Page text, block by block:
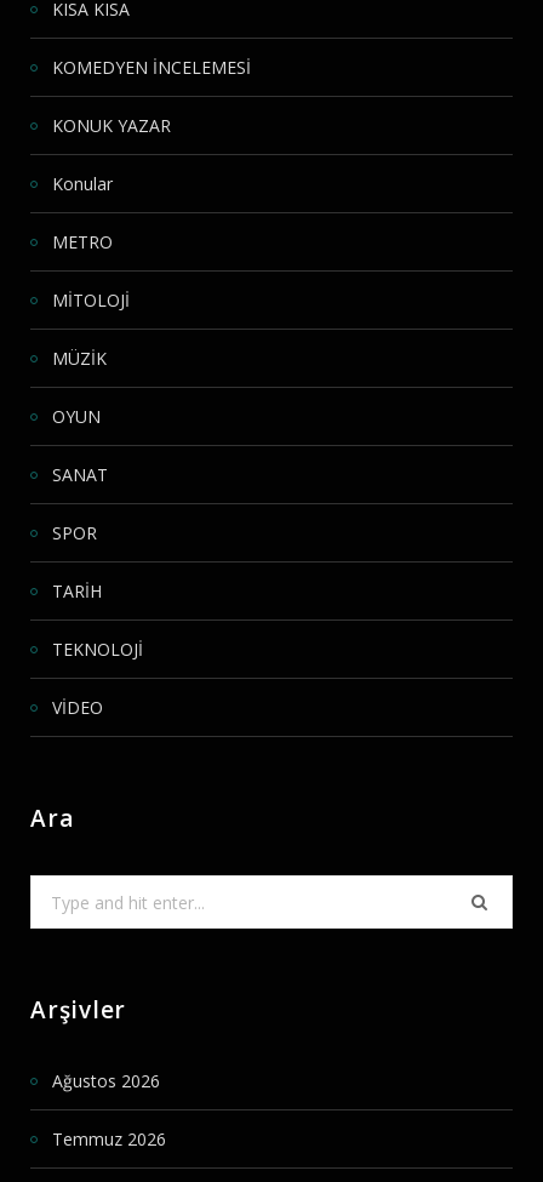
KISA KISA
KOMEDYEN İNCELEMESİ
KONUK YAZAR
Konular
METRO
MİTOLOJİ
MÜZİK
OYUN
SANAT
SPOR
TARİH
TEKNOLOJİ
VİDEO
Ara
Arşivler
Ağustos 2026
Temmuz 2026